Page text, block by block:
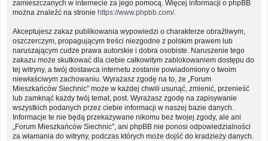
zamieszczanych w internecie za jego pomocą. Więcej informacji o phpBB
można znaleźć na stronie https://www.phpbb.com/.
Akceptujesz zakaz publikowania wypowiedzi o charakterze obraźliwym,
oszczerczym, propagującym treści niezgodne z polskim prawem lub
naruszającym cudze prawa autorskie i dobra osobiste. Naruszenie tego
zakazu może skutkować dla ciebie całkowitym zablokowaniem dostępu do
tej witryny, a twój dostawca internetu zostanie powiadomiony o twoim
niewłaściwym zachowaniu. Wyrażasz zgodę na to, że „Forum
Mieszkańców Siechnic” może w każdej chwili usunąć, zmienić, przenieść
lub zamknąć każdy twój temat, post. Wyrażasz zgodę na zapisywanie
wszystkich podanych przez ciebie informacji w naszej bazie danych.
Informacje te nie będą przekazywane nikomu bez twojej zgody, ale ani
„Forum Mieszkańców Siechnic”, ani phpBB nie ponosi odpowiedzialności
za włamania do witryny, podczas których może dojść do kradzieży danych.